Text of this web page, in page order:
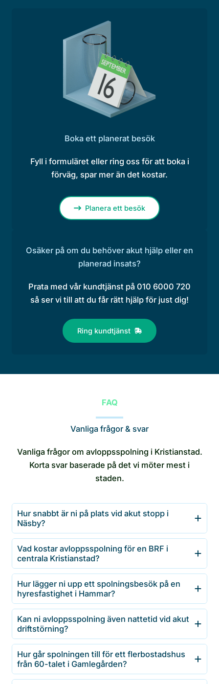
Boka ett planerat besök
Fyll i formuläret eller ring oss för att boka i
förväg, spar mer än det kostar.
Planera ett besök
Osäker på om du behöver akut hjälp eller en
planerad insats?
Prata med vår kundtjänst på 010 6000 720
så ser vi till att du får rätt hjälp för just dig!
Ring kundtjänst
FAQ
Vanliga frågor & svar
Vanliga frågor om avloppsspolning i Kristianstad.
Korta svar baserade på det vi möter mest i
staden.
Hur snabbt är ni på plats vid akut stopp i
Näsby?
Vad kostar avloppsspolning för en BRF i
centrala Kristianstad?
Hur lägger ni upp ett spolningsbesök på en
hyresfastighet i Hammar?
Kan ni avloppsspolning även nattetid vid akut
driftstörning?
Hur går spolningen till för ett flerbostadshus
från 60-talet i Gamlegården?